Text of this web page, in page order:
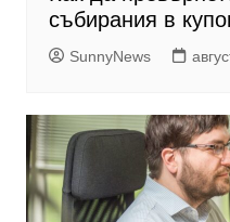
събирания в
SunnyNews